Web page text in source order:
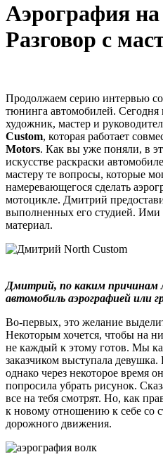
Аэрография
Разговор с
Продолжаем серию интервью
тюнинга автомобилей. Сегодня
художник, мастер и
Custom, которая работает
Motors. Как вы уже поняли, в
искусстве раскраски
мастеру те вопросы, которые
намеревающегося сделать
мотоцикле. Дмитрий
выполненных его студией.
материал.
Дмитрий, по каким причинам
автомобиль аэрографией или
Во-первых, это желание
Некоторым хочется, чтобы на
не каждый к этому готов. Мы
заказчиком выступала девушка.
однако через некоторое время
попросила убрать рисунок.
все на тебя смотрят. Но, как
к новому отношению к себе со
дорожного движения.